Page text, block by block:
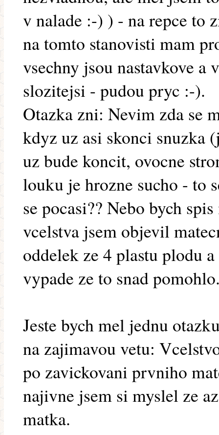
v nalade :-) ) - na repce to
na tomto stanovisti mam
vsechny jsou nastavkove a
slozitejsi - pudou pryc :-).
Otazka zni: Nevim zda se
kdyz uz asi skonci snuzka
uz bude koncit, ovocne
louku je hrozne sucho - to
se pocasi?? Nebo bych
vcelstva jsem objevil
oddelek ze 4 plastu plodu
vypade ze to snad
Jeste bych mel jednu
na zajimavou vetu:
po zavickovani prvniho
najivne jsem si myslel ze
matka.